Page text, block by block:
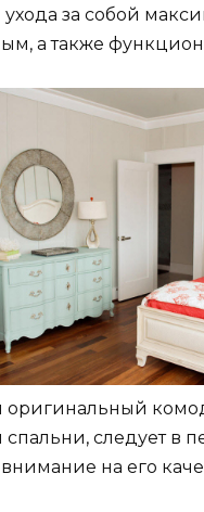
ухода за собой
а также
оригинальный
спальни, следует в
на его